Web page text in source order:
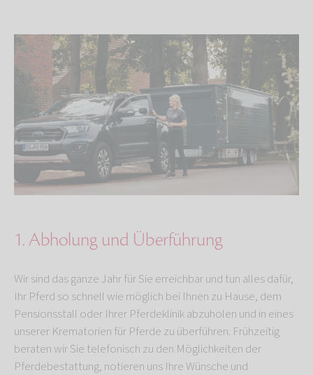
1. Abholung und Überführung
Wir sind das ganze Jahr für Sie erreichbar und tun alles dafür,
Ihr Pferd so schnell wie möglich bei Ihnen zu Hause, dem
Pensionsstall oder Ihrer Pferdeklinik abzuholen und in eines
unserer Krematorien für Pferde zu überführen. Frühzeitig
beraten wir Sie telefonisch zu den Möglichkeiten der
Pferdebestattung, notieren uns Ihre Wünsche und